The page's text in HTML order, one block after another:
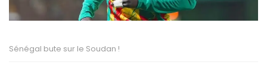
Sénégal bute sur le Soudan !